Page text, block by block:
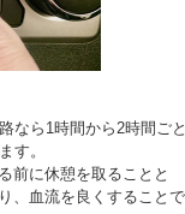
なら1時間から2時間ご
す。
前に休憩を取ることと
、血流を良くすること